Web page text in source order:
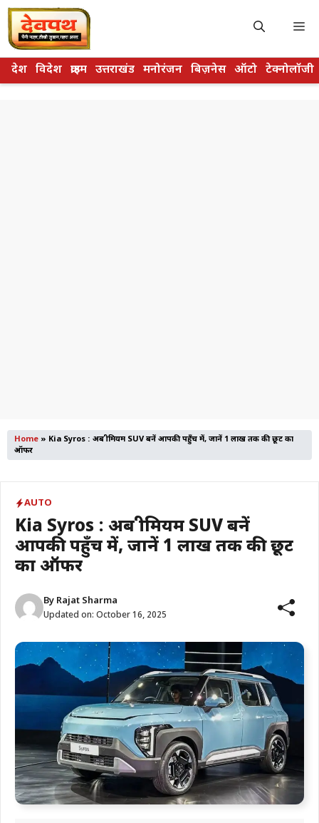
Skip
to
content
देश विदेश क्राइम उत्तराखंड मनोरंजन बिज़नेस ऑटो टेक्नोलॉजी
Home » Kia Syros : अब प्रीमियम SUV बनें आपकी पहुँच में, जानें ₹1 लाख तक की छूट का
ऑफर
AUTO
Kia Syros : अब प्रीमियम SUV बनें
आपकी पहुँच में, जानें ₹1 लाख तक की छूट
का ऑफर
By Rajat Sharma
Updated on: October 16, 2025